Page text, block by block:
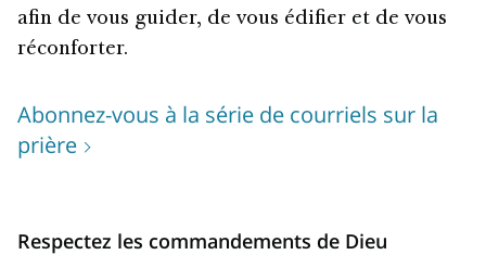
afin de vous guider, de vous édifier et de vous
réconforter.
Abonnez-vous à la série de courriels sur la
prière
Respectez les commandements de Dieu